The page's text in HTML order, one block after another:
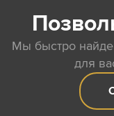
Мы быстро
для